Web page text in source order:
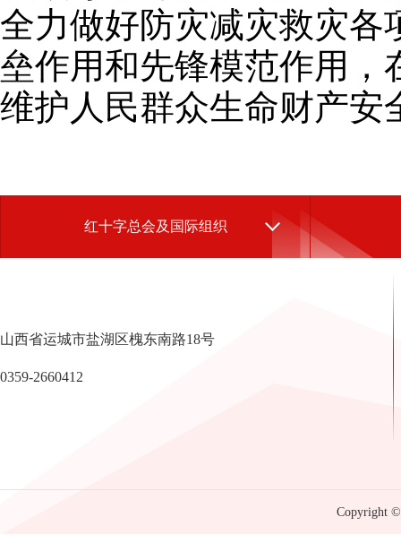
全力做好防灾减灾救灾
垒作用和先锋模范作用
维护人民群众生命财产安
红十字总会及国际组织
山西省运城市盐湖区槐东南路18号
0359-2660412
Copyright